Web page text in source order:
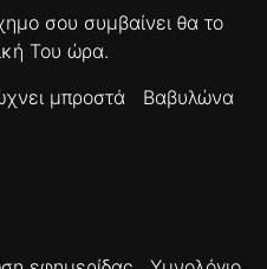
σου συμβαίνει θα το
Του ώρα.
μπροστά
Βαβυλώνα